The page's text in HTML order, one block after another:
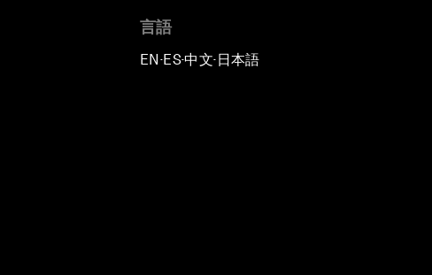
言語
EN ▪ES▪中文▪ 日本語